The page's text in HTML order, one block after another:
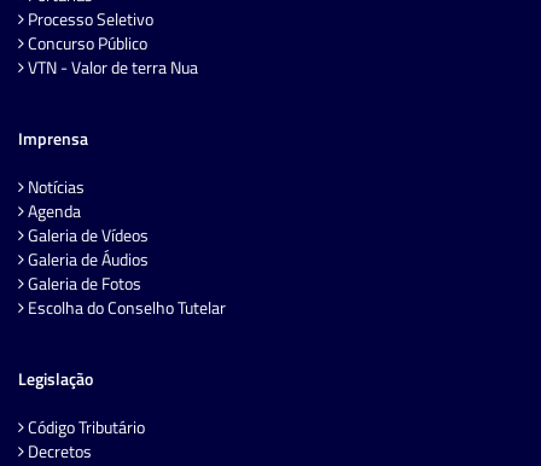
Processo Seletivo
Concurso Público
VTN - Valor de terra Nua
Imprensa
Notícias
Agenda
Galeria de Vídeos
Galeria de Áudios
Galeria de Fotos
Escolha do Conselho Tutelar
Legislação
Código Tributário
Decretos